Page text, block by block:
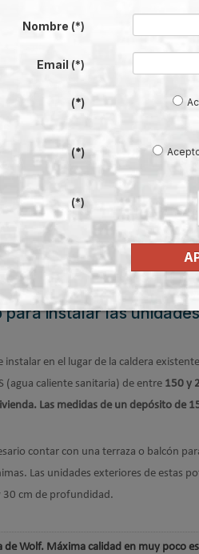
para una
dependerá de la demanda de la
las ventanas, la orientación...
entre4 kW y 8 kW
. Afinar la
de lo que necesitamos no
necesario, tendremos un mayor
es bueno para la vida útil del corazón
aerotermia en función de la potencia
debe verificar que la aerotermia pueda
de impulsión 35,45,55 grados,
para instalar las
instalar en el lugar de la caldera
(agua caliente sanitaria) de entre 150 y
Las medidas de un depósito de
contar con una terraza o balcón
Las unidades exteriores de estas
30 cm de profundidad.
de Wolf. Máxima calidad en muy poco
Nombre (*)
Email (*)
(*)
(*)
(*)